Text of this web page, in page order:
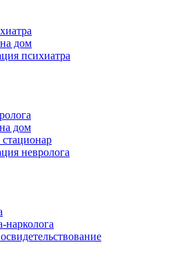
дом
психиатра
дом
невролога
нарколога